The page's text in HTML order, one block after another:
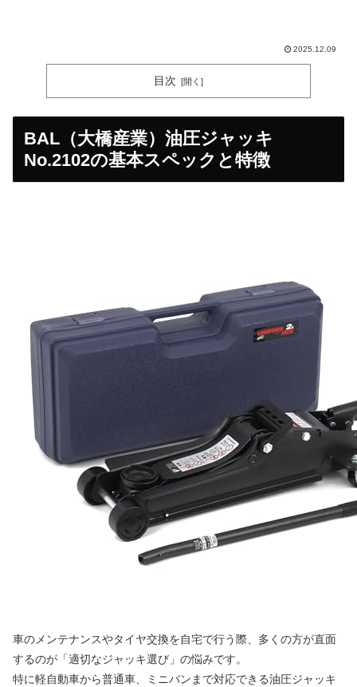
2025.12.09
目次
BAL（大橋産業）油圧ジャッキ
No.2102の基本スペックと特徴
車のメンテナンスやタイヤ交換を自宅で行う際、多くの方が直面
するのが「適切なジャッキ選び」の悩みです。
特に軽自動車から普通車、ミニバンまで対応できる油圧ジャッキ